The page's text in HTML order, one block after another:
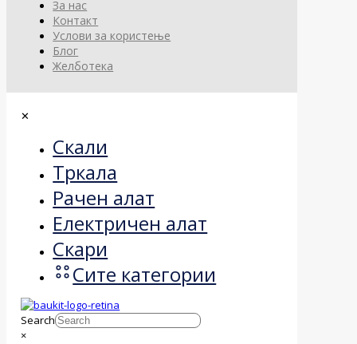
За нас
Контакт
Услови за користење
Блог
Желботека
✕
Скали
Тркала
Рачен алат
Електричен алат
Скари
Сите категории
Search
×